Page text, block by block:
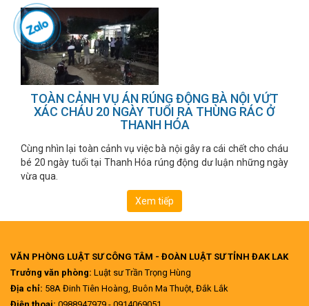
TOÀN CẢNH VỤ ÁN RÚNG ĐỘNG BÀ NỘI VỨT
XÁC CHÁU 20 NGÀY TUỔI RA THÙNG RÁC Ở
THANH HÓA
Cùng nhìn lại toàn cảnh vụ việc bà nội gây ra cái chết cho cháu
bé 20 ngày tuổi tại Thanh Hóa rúng động dư luận những ngày
vừa qua.
Xem tiếp
VĂN PHÒNG LUẬT SƯ CÔNG TÂM - ĐOÀN LUẬT SƯ TỈNH ĐAK LAK
Trưởng văn phòng: Luật sư Trần Trọng Hùng
Địa chỉ: 58A Đinh Tiên Hoàng, Buôn Ma Thuột, Đắk Lắk